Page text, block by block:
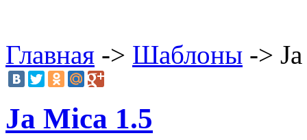
Главная -> Шаблоны ->
Ja Mica 1.5